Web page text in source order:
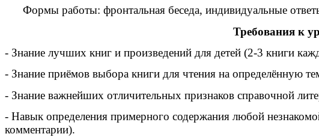
Формы работы: фронтальная беседа, индивидуальные
Требования к
- Знание лучших книг и произведений для детей (2-3 книги
- Знание приёмов выбора книги для чтения на определённую
- Знание важнейших отличительных признаков справочной
- Навык определения примерного содержания любой
комментарии).